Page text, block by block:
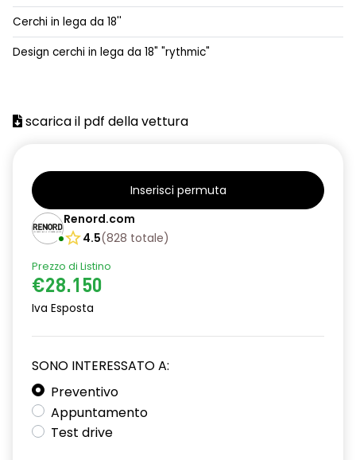
alzacristalli anteriori elettrici impulsionali
alzacristalli posteriori elettrici impulsionali
commutazione automatica abbaglianti/ anabbaglianti
distance warning avviso distanza di sicurezza
driver display 10''
eCall funzionalità soggetta a copertura di rete;
compatibilità 2G/3G o 4G/5G a seconda del veicolo
emergency lane keep assist assistenza d'emergenza al
mantenimento della corsia
integrata
freno di stazionamento elettrico con funzione Auto-Hold
hands-free card per apertura/chiusura porte e avviamento
motore
Cerchi in lega da 18''
Design cerchi in lega da 18" "rythmic"
scarica il pdf della vettura
Inserisci permuta
Renord.com
4.5(828 totale)
Prezzo di Listino
€28.150
Iva Esposta
SONO INTERESSATO A:
Preventivo
Appuntamento
Test drive